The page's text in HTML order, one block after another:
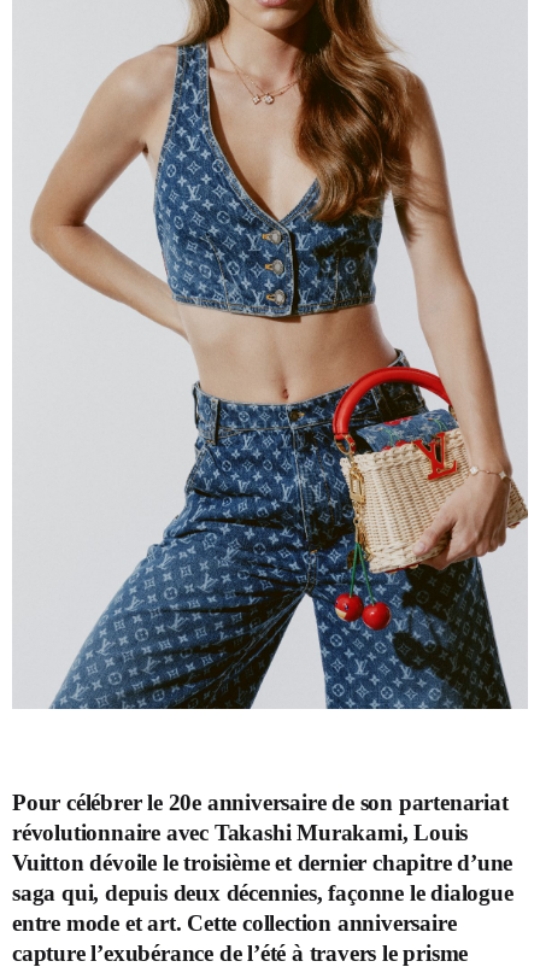
Pour célébrer le 20e anniversaire de son partenariat
révolutionnaire avec Takashi Murakami, Louis
Vuitton dévoile le troisième et dernier chapitre d’une
saga qui, depuis deux décennies, façonne le dialogue
entre mode et art. Cette collection anniversaire
capture l’exubérance de l’été à travers le prisme